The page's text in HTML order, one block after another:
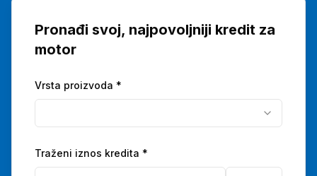
Pronađi svoj, najpovoljniji kredit za
motor
Vrsta proizvoda *
Traženi iznos kredita *